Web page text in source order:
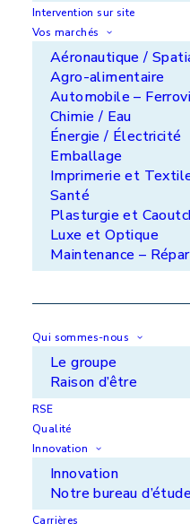
Intervention sur site
Vos marchés
Aéronautique /
Agro-alimentaire
Automobile –
Chimie / Eau
Énergie / Électricité
Emballage
Imprimerie et
Santé
Plasturgie et
Luxe et Optique
Maintenance –
Qui sommes-nous
Le groupe
Raison d’être
RSE
Qualité
Innovation
Innovation
Notre bureau
Carrières
Bénéfices
Pas de démontage,
Aucune
continue de tourner
Le + de
Application d’une
alliage spécial
durabilité.
Voir la page du
Les autres
même